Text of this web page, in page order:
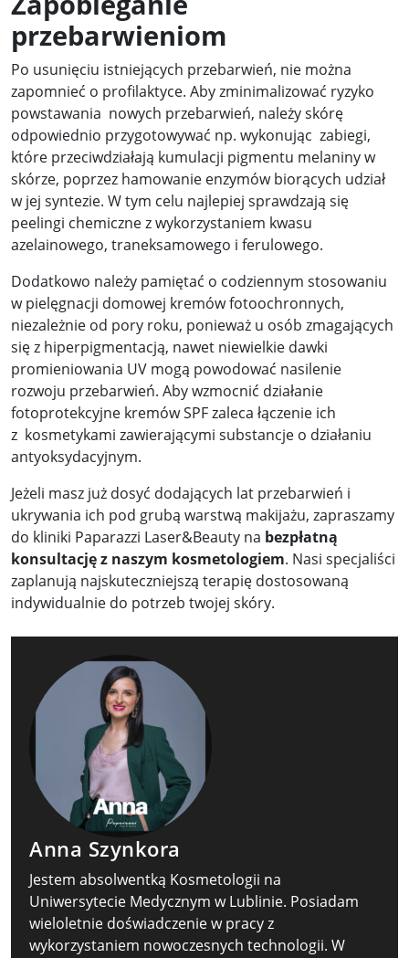
przebarwieniom
Po usunięciu istniejących przebarwień, nie można
zapomnieć o profilaktyce. Aby zminimalizować ryzyko
powstawania nowych przebarwień, należy skórę
odpowiednio przygotowywać np. wykonując zabiegi,
które przeciwdziałają kumulacji pigmentu melaniny w
skórze, poprzez hamowanie enzymów biorących udział
w jej syntezie. W tym celu najlepiej sprawdzają się
peelingi chemiczne z wykorzystaniem kwasu
azelainowego, traneksamowego i ferulowego.
Dodatkowo należy pamiętać o codziennym stosowaniu
w pielęgnacji domowej kremów fotoochronnych,
niezależnie od pory roku, ponieważ u osób zmagających
się z hiperpigmentacją, nawet niewielkie dawki
promieniowania UV mogą powodować nasilenie
rozwoju przebarwień. Aby wzmocnić działanie
fotoprotekcyjne kremów SPF zaleca łączenie ich
z kosmetykami zawierającymi substancje o działaniu
antyoksydacyjnym.
Jeżeli masz już dosyć dodających lat przebarwień i
ukrywania ich pod grubą warstwą makijażu, zapraszamy
do kliniki Paparazzi Laser&Beauty na bezpłatną
konsultację z naszym kosmetologiem. Nasi specjaliści
zaplanują najskuteczniejszą terapię dostosowaną
indywidualnie do potrzeb twojej skóry.
Anna Szynkora
Jestem absolwentką Kosmetologii na
Uniwersytecie Medycznym w Lublinie. Posiadam
wieloletnie doświadczenie w pracy z
wykorzystaniem nowoczesnych technologii. W